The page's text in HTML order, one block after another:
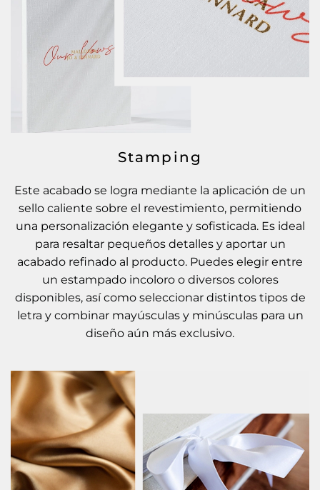
Stamping
Este acabado se logra mediante la aplicación de un
sello caliente sobre el revestimiento, permitiendo
una personalización elegante y sofisticada. Es ideal
para resaltar pequeños detalles y aportar un
acabado refinado al producto. Puedes elegir entre
un estampado incoloro o diversos colores
disponibles, así como seleccionar distintos tipos de
letra y combinar mayúsculas y minúsculas para un
diseño aún más exclusivo.